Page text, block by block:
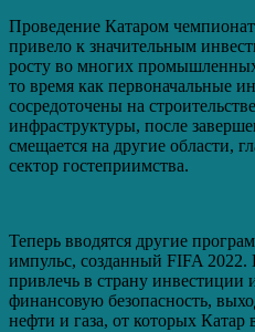
Проведение Катаром
привело к значительным
росту во многих
то время как первоначальные
сосредоточены на
инфраструктуры, после
смещается на другие области,
сектор гостеприимства.
Теперь вводятся другие
импульс, созданный FIFA 2022.
привлечь в страну инвестиции
финансовую безопасность,
нефти и газа, от которых Катар